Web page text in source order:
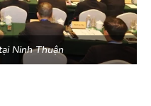
Ninh Thuận